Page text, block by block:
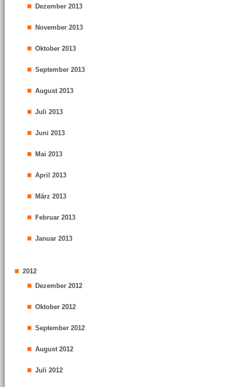
Dezember 2013
November 2013
Oktober 2013
September 2013
August 2013
Juli 2013
Juni 2013
Mai 2013
April 2013
März 2013
Februar 2013
Januar 2013
2012
Dezember 2012
Oktober 2012
September 2012
August 2012
Juli 2012